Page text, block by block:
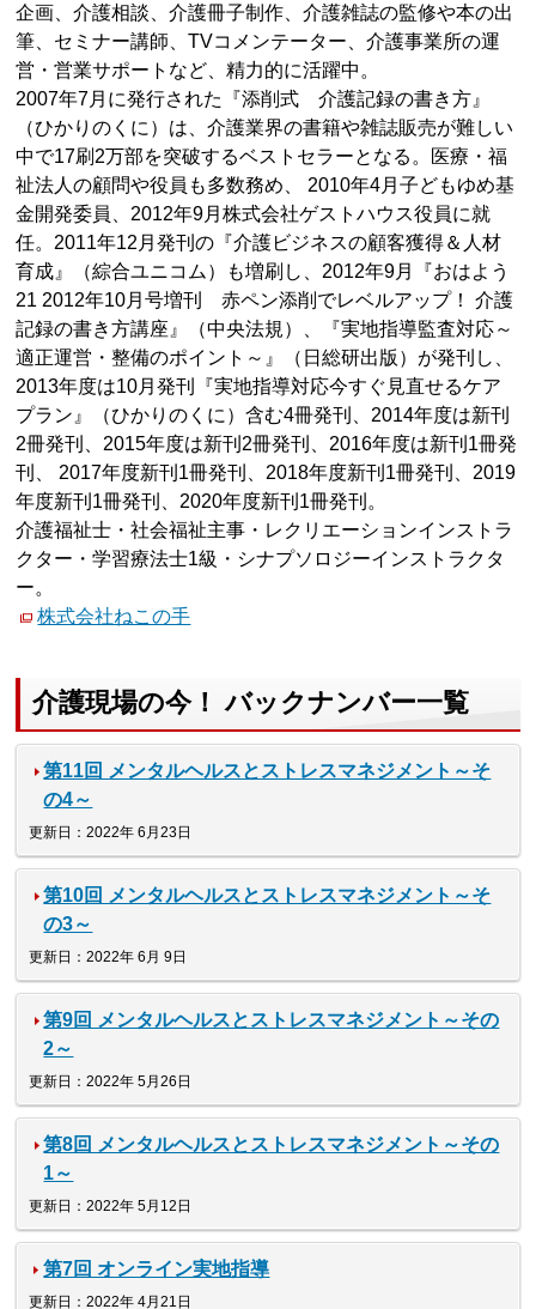
企画、介護相談、介護冊子制作、介護雑誌の監修や本の出
筆、セミナー講師、TVコメンテーター、介護事業所の運
営・営業サポートなど、精力的に活躍中。
2007年7月に発行された『添削式 介護記録の書き方』
（ひかりのくに）は、介護業界の書籍や雑誌販売が難しい
中で17刷2万部を突破するベストセラーとなる。医療・福
祉法人の顧問や役員も多数務め、 2010年4月子どもゆめ基
金開発委員、2012年9月株式会社ゲストハウス役員に就
任。2011年12月発刊の『介護ビジネスの顧客獲得＆人材
育成』（綜合ユニコム）も増刷し、2012年9月『おはよう
21 2012年10月号増刊 赤ペン添削でレベルアップ！ 介護
記録の書き方講座』（中央法規）、『実地指導監査対応～
適正運営・整備のポイント～』（日総研出版）が発刊し、
2013年度は10月発刊『実地指導対応今すぐ見直せるケア
プラン』（ひかりのくに）含む4冊発刊、2014年度は新刊
2冊発刊、2015年度は新刊2冊発刊、2016年度は新刊1冊発
刊、 2017年度新刊1冊発刊、2018年度新刊1冊発刊、2019
年度新刊1冊発刊、2020年度新刊1冊発刊。
介護福祉士・社会福祉主事・レクリエーションインストラ
クター・学習療法士1級・シナプソロジーインストラクタ
ー。
株式会社ねこの手
介護現場の今！ バックナンバー一覧
第11回 メンタルヘルスとストレスマネジメント～そ
の4～
更新日：2022年 6月23日
第10回 メンタルヘルスとストレスマネジメント～そ
の3～
更新日：2022年 6月 9日
第9回 メンタルヘルスとストレスマネジメント～その
2～
更新日：2022年 5月26日
第8回 メンタルヘルスとストレスマネジメント～その
1～
更新日：2022年 5月12日
第7回 オンライン実地指導
更新日：2022年 4月21日